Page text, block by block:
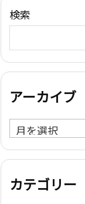
検索
アーカイブ
ア
ー
カ
ブ
カテゴリー